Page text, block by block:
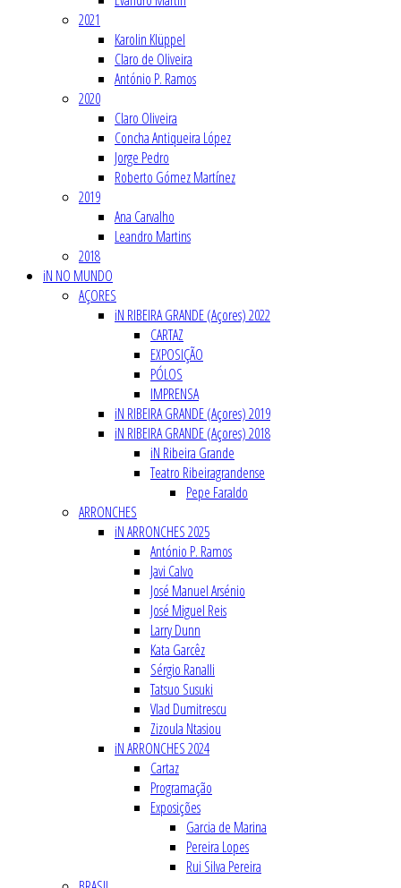
2021
Karolin Klüppel
Claro de Oliveira
António P. Ramos
2020
Claro Oliveira
Concha Antiqueira López
Jorge Pedro
Roberto Gómez Martínez
2019
Ana Carvalho
Leandro Martins
2018
iN NO MUNDO
AÇORES
iN RIBEIRA GRANDE (Açores) 2022
CARTAZ
EXPOSIÇÃO
PÓLOS
IMPRENSA
iN RIBEIRA GRANDE (Açores) 2019
iN RIBEIRA GRANDE (Açores) 2018
iN Ribeira Grande
Teatro Ribeiragrandense
Pepe Faraldo
ARRONCHES
iN ARRONCHES 2025
António P. Ramos
Javi Calvo
José Manuel Arsénio
José Miguel Reis
Larry Dunn
Kata Garcêz
Sérgio Ranalli
Tatsuo Susuki
Vlad Dumitrescu
Zizoula Ntasiou
iN ARRONCHES 2024
Cartaz
Programação
Exposições
Garcia de Marina
Pereira Lopes
Rui Silva Pereira